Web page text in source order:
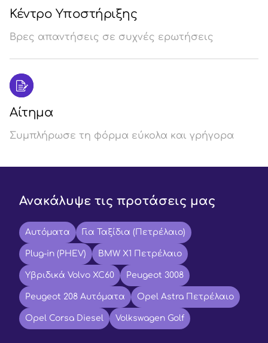
Κέντρο Υποστήριξης
Βρες απαντήσεις σε συχνές ερωτήσεις
Αίτημα
Συμπλήρωσε τη φόρμα εύκολα και γρήγορα
Ανακάλυψε τις προτάσεις μας
Αυτόματα Για Ταξίδια (Πετρέλαιο)
Plug-in (PHEV) BMW X1 Πετρέλαιο
Υβριδικά Volvo XC60 Peugeot 3008
Peugeot 208 Αυτόματα Opel Astra Πετρέλαιο
Opel Corsa Diesel Volkswagen Golf